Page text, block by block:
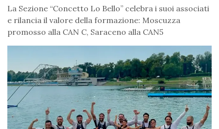
La Sezione “Concetto Lo Bello” celebra i suoi associati
e rilancia il valore della formazione: Moscuzza
promosso alla CAN C, Saraceno alla CAN5